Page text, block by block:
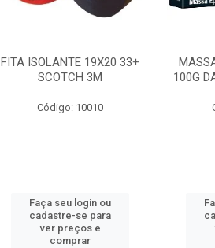
FITA ISOLANTE 19X20 33+
SCOTCH 3M
Código: 10010
Faça seu login ou
cadastre-se para
ver preços e
comprar
100G